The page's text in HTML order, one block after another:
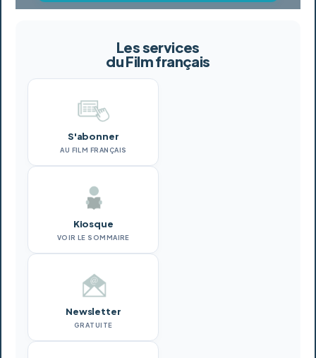
Les services
du Film français
S'abonner
AU FILM FRANÇAIS
Kiosque
VOIR LE SOMMAIRE
Newsletter
GRATUITE